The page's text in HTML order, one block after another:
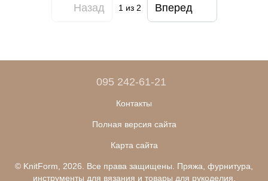
Назад 1 из 2 Вперед
095 242-61-21
Контакты
Полная версия сайта
Карта сайта
© KnitForm, 2026. Все права защищены. Пряжа, фурнитура,
инструменты для вязания и товары для рукоделия.